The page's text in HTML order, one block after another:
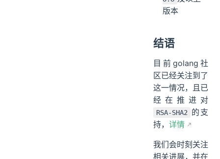
版本
结语
目前golang社
区已经关注到了
这一情况，且已
经在推进对
RSA-SHA2
的支
持， 详情
我们会时刻关注
相关进展，并在